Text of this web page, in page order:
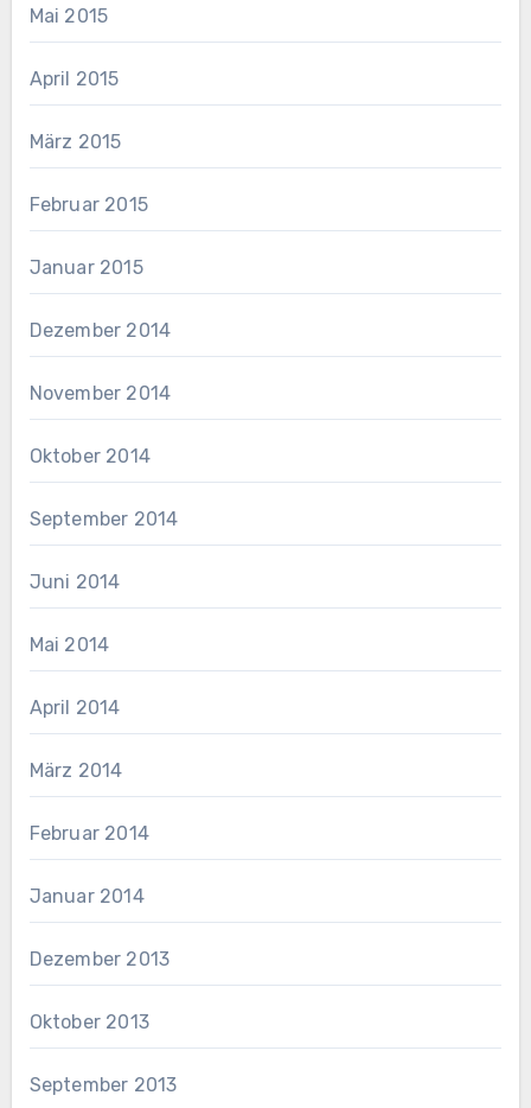
Mai 2015
April 2015
März 2015
Februar 2015
Januar 2015
Dezember 2014
November 2014
Oktober 2014
September 2014
Juni 2014
Mai 2014
April 2014
März 2014
Februar 2014
Januar 2014
Dezember 2013
Oktober 2013
September 2013